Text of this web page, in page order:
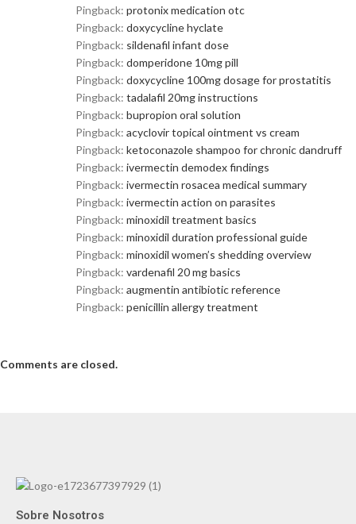
Pingback: protonix medication otc
Pingback: doxycycline hyclate
Pingback: sildenafil infant dose
Pingback: domperidone 10mg pill
Pingback: doxycycline 100mg dosage for prostatitis
Pingback: tadalafil 20mg instructions
Pingback: bupropion oral solution
Pingback: acyclovir topical ointment vs cream
Pingback: ketoconazole shampoo for chronic dandruff
Pingback: ivermectin demodex findings
Pingback: ivermectin rosacea medical summary
Pingback: ivermectin action on parasites
Pingback: minoxidil treatment basics
Pingback: minoxidil duration professional guide
Pingback: minoxidil women’s shedding overview
Pingback: vardenafil 20 mg basics
Pingback: augmentin antibiotic reference
Pingback: penicillin allergy treatment
Comments are closed.
Sobre Nosotros